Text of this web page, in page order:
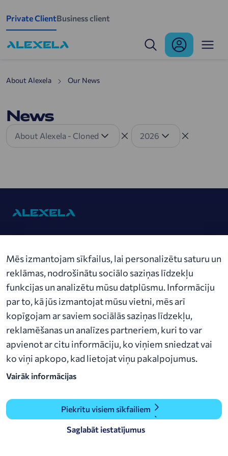
Private ClientBusiness client
About Alexela Our News
News
About Alexela - Cloned 2026
News
Contact us
Audēju iela 15-4, LV-1050 Riga​
alexela@alexela.lv
+371 27 33 77 22
Mēs izmantojam sīkfailus, lai personalizētu saturu un
reklāmas, nodrošinātu sociālo saziņas līdzekļu
funkcijas un analizētu mūsu datplūsmu. Informāciju
par to, kā jūs izmantojat mūsu vietni, mēs arī
kopīgojam ar saviem sociālās saziņas līdzekļu,
reklamēšanas un analīzes partneriem, kuri to var
apvienot ar citu informāciju, ko viņiem sniedzat vai
ko viņi apkopo, kad lietojat viņu pakalpojumus.
Vairāk informācijas
Piekrītu visiem sīkfailiem
Saglabāt iestatījumus